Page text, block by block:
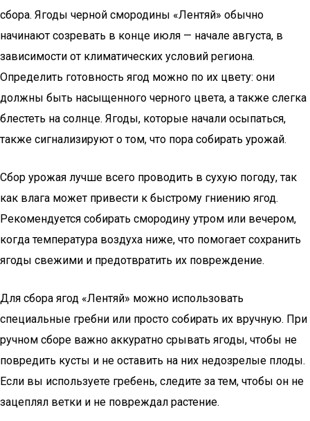
сбора. Ягоды черной смородины «Лентяй» обычно
начинают созревать в конце июля — начале августа, в
зависимости от климатических условий региона.
Определить готовность ягод можно по их цвету: они
должны быть насыщенного черного цвета, а также слегка
блестеть на солнце. Ягоды, которые начали осыпаться,
также сигнализируют о том, что пора собирать урожай.
Сбор урожая лучше всего проводить в сухую погоду, так
как влага может привести к быстрому гниению ягод.
Рекомендуется собирать смородину утром или вечером,
когда температура воздуха ниже, что помогает сохранить
ягоды свежими и предотвратить их повреждение.
Для сбора ягод «Лентяй» можно использовать
специальные гребни или просто собирать их вручную. При
ручном сборе важно аккуратно срывать ягоды, чтобы не
повредить кусты и не оставить на них недозрелые плоды.
Если вы используете гребень, следите за тем, чтобы он не
зацеплял ветки и не повреждал растение.